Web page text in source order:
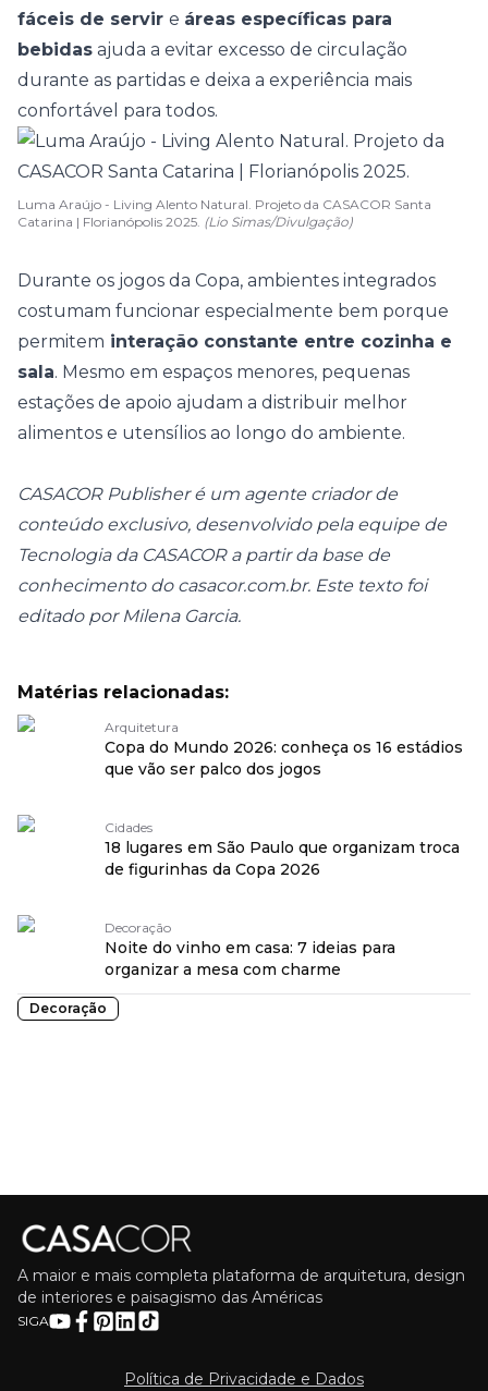
fáceis de servir e áreas específicas para
bebidas ajuda a evitar excesso de circulação
durante as partidas e deixa a experiência mais
confortável para todos.
Luma Araújo - Living Alento Natural. Projeto da CASACOR Santa
Catarina | Florianópolis 2025. (Lio Simas/Divulgação)
Durante os jogos da Copa, ambientes integrados
costumam funcionar especialmente bem porque
permitem interação constante entre cozinha e
sala. Mesmo em espaços menores, pequenas
estações de apoio ajudam a distribuir melhor
alimentos e utensílios ao longo do ambiente.
CASACOR Publisher é um agente criador de
conteúdo exclusivo, desenvolvido pela equipe de
Tecnologia da CASACOR a partir da base de
conhecimento do casacor.com.br. Este texto foi
editado por Milena Garcia.
Matérias relacionadas:
Arquitetura
Copa do Mundo 2026: conheça os 16 estádios
que vão ser palco dos jogos
Cidades
18 lugares em São Paulo que organizam troca
de figurinhas da Copa 2026
Decoração
Noite do vinho em casa: 7 ideias para
organizar a mesa com charme
Decoração
A maior e mais completa plataforma de arquitetura, design
de interiores e paisagismo das Américas
SIGA
Política de Privacidade e Dados